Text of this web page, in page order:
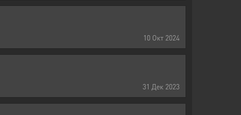
10 Окт 2024
31 Дек 2023